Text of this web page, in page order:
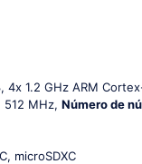
1.2 GНz АRМ
512 MHz, Número de
microSDXC